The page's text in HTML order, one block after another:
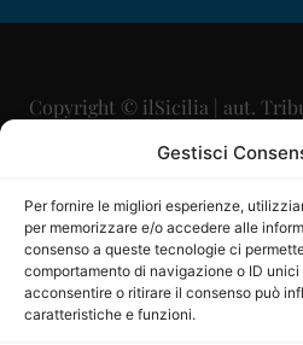
Gestisci
Per fornire le migliori esperienze,
per memorizzare e/o accedere alle
consenso a queste tecnologie ci
comportamento di navigazione o ID unici
acconsentire o ritirare il consenso può
caratteristiche e funzioni.
Copyright © ilSicilia | aut.
29/09/
Direttore Editoriale:
Direttore